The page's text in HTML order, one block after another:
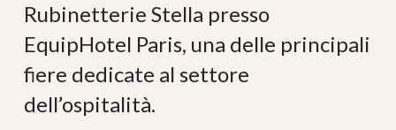
Rubinetterie Stella presso
EquipHotel Paris, una delle principali
fiere dedicate al settore
dell’ospitalità.